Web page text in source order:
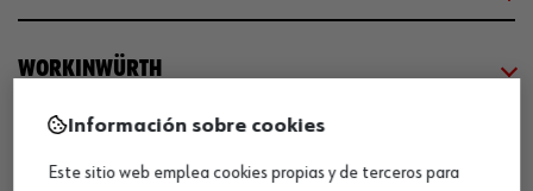
WORKINWÜRTH
Información sobre cookies
Este sitio web emplea cookies propias y de terceros para